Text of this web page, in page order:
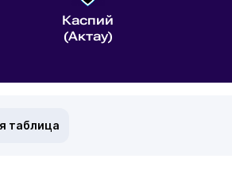
Каспий
(Актау)
таблица